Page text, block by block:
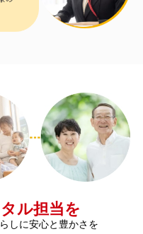
ル担当を
しに安心と豊かさを